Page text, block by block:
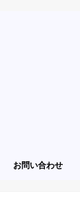
お問い合わせ